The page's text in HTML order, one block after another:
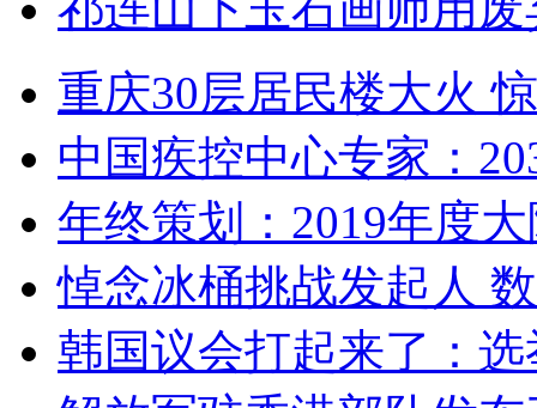
重庆30层居民楼大火
中国疾控中心专家：
年终策划：2019年度
悼念冰桶挑战发起人
韩国议会打起来了：